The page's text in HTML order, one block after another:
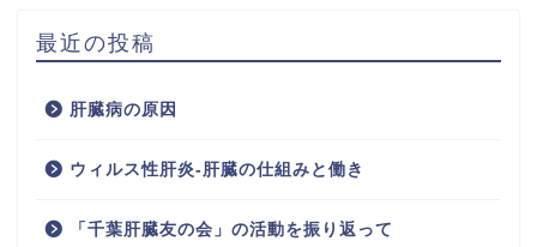
最近の投稿
肝臓病の原因
ウィルス性肝炎-肝臓の仕組みと働き
「千葉肝臓友の会」の活動を振り返って